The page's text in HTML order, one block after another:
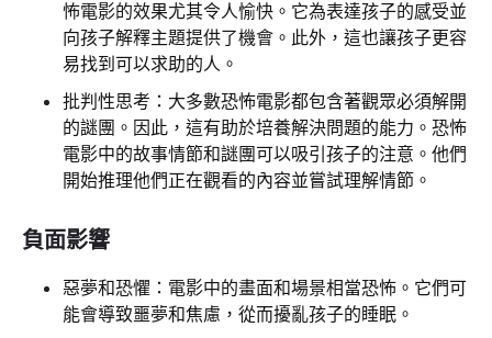
怖電影的效果尤其令人愉快。它為表達孩子的感受並
向孩子解釋主題提供了機會。此外，這也讓孩子更容
易找到可以求助的人。
批判性思考：大多數恐怖電影都包含著觀眾必須解開
的謎團。因此，這有助於培養解決問題的能力。恐怖
電影中的故事情節和謎團可以吸引孩子的注意。他們
開始推理他們正在觀看的內容並嘗試理解情節。
負面影響
惡夢和恐懼：電影中的畫面和場景相當恐怖。它們可
能會導致噩夢和焦慮，從而擾亂孩子的睡眠。